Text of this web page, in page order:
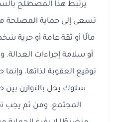
يرتبط هذا المصطلح
تسعى إلى حماية المصلحة
مالًا أو ثقة عامة أو حرية
أو سلامة إجراءات
توقيع العقوبة لذاتها،
سلوك يخل بالتوازن بين
المجتمع. ومن ثم يجب